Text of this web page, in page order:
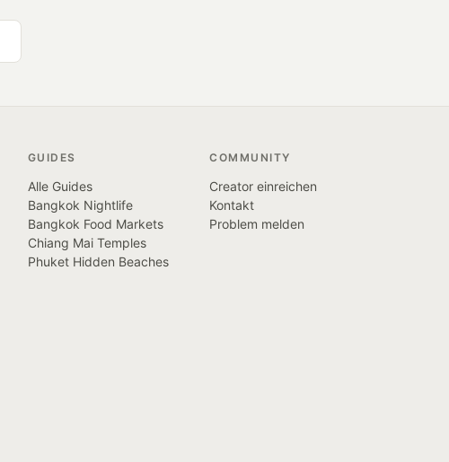
GUIDES
Alle Guides
Bangkok Nightlife
Bangkok Food Markets
Chiang Mai Temples
Phuket Hidden Beaches
COMMUNITY
Creator einreichen
Kontakt
Problem melden